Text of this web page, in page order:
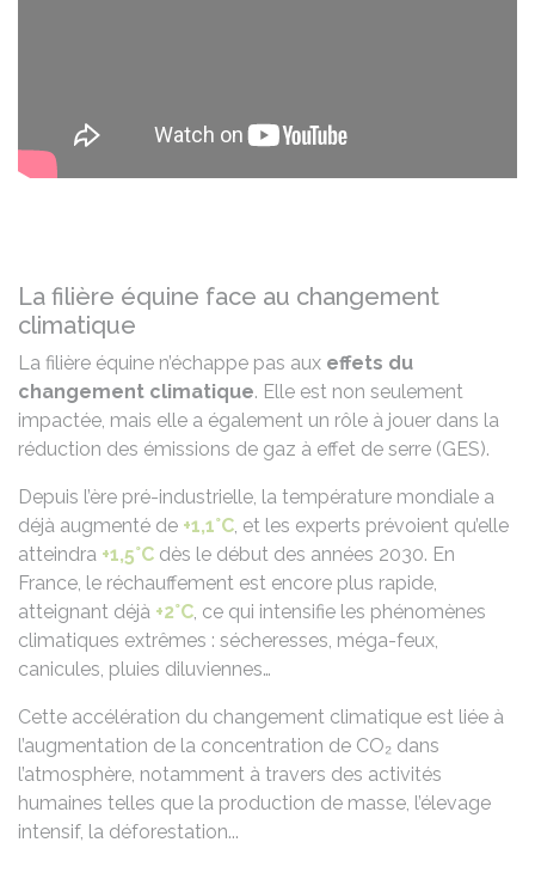
La filière équine face au changement
climatique
La filière équine n’échappe pas aux effets du
changement climatique. Elle est non seulement
impactée, mais elle a également un rôle à jouer dans la
réduction des émissions de gaz à effet de serre (GES).
Depuis l’ère pré-industrielle, la température mondiale a
déjà augmenté de +1,1°C, et les experts prévoient qu’elle
atteindra +1,5°C dès le début des années 2030. En
France, le réchauffement est encore plus rapide,
atteignant déjà +2°C, ce qui intensifie les phénomènes
climatiques extrêmes : sécheresses, méga-feux,
canicules, pluies diluviennes…
Cette accélération du changement climatique est liée à
l’augmentation de la concentration de CO₂ dans
l’atmosphère, notamment à travers des activités
humaines telles que la production de masse, l’élevage
intensif, la déforestation...